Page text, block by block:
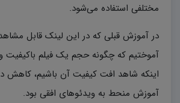
مختلفی استفاده می‌شود.
در آموزش قبلی که در این لینک قابل
آموختیم که چگونه حجم یک فیلم باکیفیت
اینکه شاهد افت کیفیت آن باشیم، کاهش
آموزش منحط به ویدئوهای افقی بود.